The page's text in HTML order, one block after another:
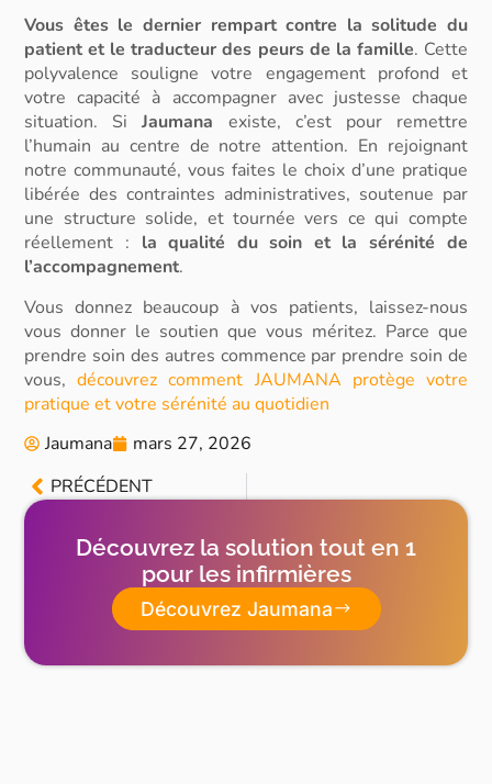
Vous êtes le dernier rempart contre la solitude du
patient et le traducteur des peurs de la famille. Cette
polyvalence souligne votre engagement profond et
votre capacité à accompagner avec justesse chaque
situation. SiJaumana existe, c’est pour remettre
l’humain au centre de notre attention. En rejoignant
notre communauté, vous faites le choix d’une pratique
libérée descontraintes administratives, soutenue par
une structure solide, et tournée vers ce qui compte
réellement : laqualité du soin et la sérénité de
l’accompagnement.
Vous donnez beaucoup à vos patients, laissez-nous
vous donner le soutien que vous méritez. Parce que
prendre soin des autres commence par prendre soin de
vous,découvrez comment JAUMANA protège votre
pratique et votre sérénité au quotidien
Jaumana
mars 27, 2026
PRÉCÉDENT
Découvrez la solution tout en 1
pour les infirmières
Découvrez Jaumana